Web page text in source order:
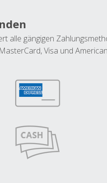
alle gängigen
Visa und